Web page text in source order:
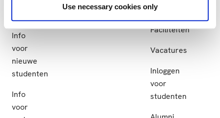
Use necessary cookies only
Info
voor
nieuwe
studenten
Info
voor
Slim-
Subsidie
Evenementen
Faciliteiten
Vacatures
Inloggen
voor
studenten